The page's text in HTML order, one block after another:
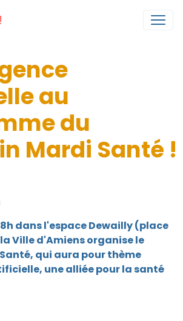
au
du
Mardi Santé !
dans l'espace Dewailly (place
la Ville d'Amiensorganise le
qui aura pour thème
une alliée pour la santé